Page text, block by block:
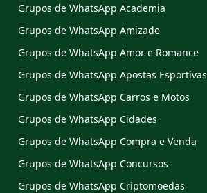
Grupos de WhatsApp Academia
Grupos de WhatsApp Amizade
Grupos de WhatsApp Amor e Romance
Grupos de WhatsApp Apostas Esportivas
Grupos de WhatsApp Carros e Motos
Grupos de WhatsApp Cidades
Grupos de WhatsApp Compra e Venda
Grupos de WhatsApp Concursos
Grupos de WhatsApp Criptomoedas